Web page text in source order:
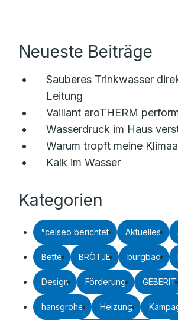
Neueste Beiträge
Sauberes Trinkwasser
Leitung
Vaillant aroTHERM
Wasserdruck im Haus
Warum tropft meine
Kalk im Wasser
Kategorien
°celseo berichtet Aktuelles
Bette BRÖTJE burgbad
Design Förderung GEBERIT
hansgrohe Heizung